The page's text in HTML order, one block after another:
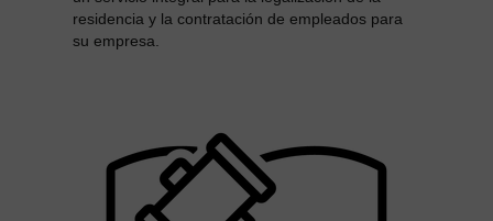
residencia y la contratación de empleados para
su empresa.